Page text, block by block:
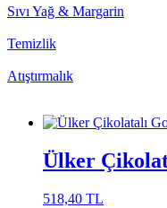
Sıvı Yağ & Margarin
Temizlik
Atıştırmalık
Ülker
518,40 TL